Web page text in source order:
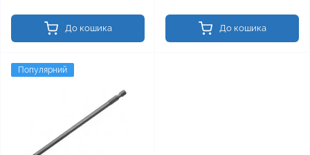
До кошика До кошика
Популярний